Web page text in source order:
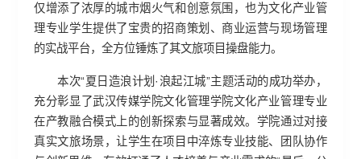
仅增添了浓厚的城市烟火气和创意氛围，也为文化产业管
理专业学生提供了宝贵的招商策划、商业运营与现场管理
的实战平台，全方位锤炼了其文旅项目操盘能力。
本次“夏日造浪计划·浪起江城”主题活动的成功举办，
充分彰显了武汉传媒学院文化管理学院文化产业管理专业
在产教融合模式上的创新探索与显著成效。学院通过对接
真实文旅场景，让学生在项目中淬炼专业技能、团队协作